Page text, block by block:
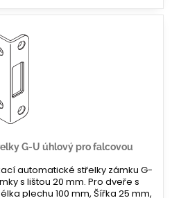
G-U úhlový pro falcovou
automatické střelky zámku G-
s lištou 20 mm. Pro dveře s
plechu 100 mm, Šířka 25 mm,